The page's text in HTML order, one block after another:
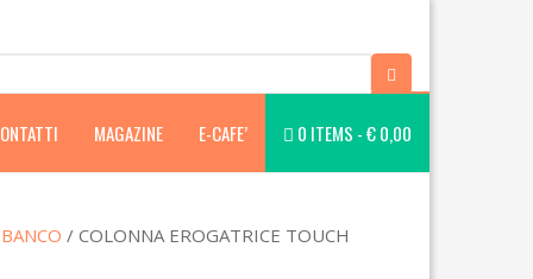
MAGAZINE E-CAFE’ 0 ITEMS -€0,00
/ COLONNA EROGATRICE TOUCH